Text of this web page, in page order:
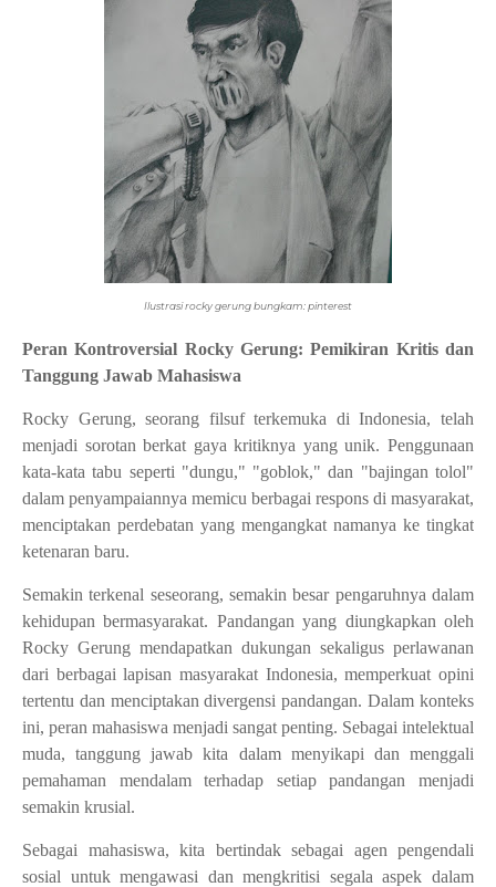
Ilustrasi rocky gerung bungkam: pinterest
Peran Kontroversial Rocky Gerung: Pemikiran Kritis dan
Tanggung Jawab Mahasiswa
Rocky Gerung, seorang filsuf terkemuka di Indonesia, telah
menjadi sorotan berkat gaya kritiknya yang unik. Penggunaan
kata-kata tabu seperti "dungu," "goblok," dan "bajingan tolol"
dalam penyampaiannya memicu berbagai respons di masyarakat,
menciptakan perdebatan yang mengangkat namanya ke tingkat
ketenaran baru.
Semakin terkenal seseorang, semakin besar pengaruhnya dalam
kehidupan bermasyarakat. Pandangan yang diungkapkan oleh
Rocky Gerung mendapatkan dukungan sekaligus perlawanan
dari berbagai lapisan masyarakat Indonesia, memperkuat opini
tertentu dan menciptakan divergensi pandangan. Dalam konteks
ini, peran mahasiswa menjadi sangat penting. Sebagai intelektual
muda, tanggung jawab kita dalam menyikapi dan menggali
pemahaman mendalam terhadap setiap pandangan menjadi
semakin krusial.
Sebagai mahasiswa, kita bertindak sebagai agen pengendali
sosial untuk mengawasi dan mengkritisi segala aspek dalam